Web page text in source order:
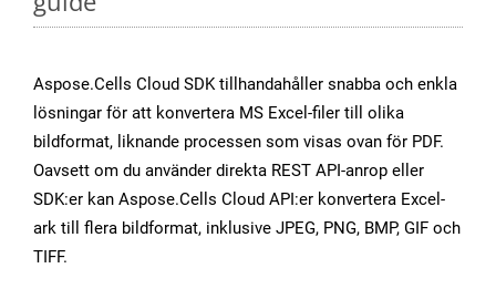
Aspose.Cells Cloud SDK tillhandahåller snabba och enkla
lösningar för att konvertera MS Excel-filer till olika
bildformat, liknande processen som visas ovan för PDF.
Oavsett om du använder direkta REST API-anrop eller
SDK:er kan Aspose.Cells Cloud API:er konvertera Excel-
ark till flera bildformat, inklusive JPEG, PNG, BMP, GIF och
TIFF.